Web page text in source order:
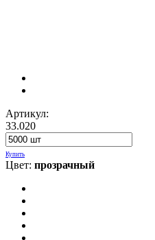
Артикул:
33.020
Купить
Цвет: прозрачный